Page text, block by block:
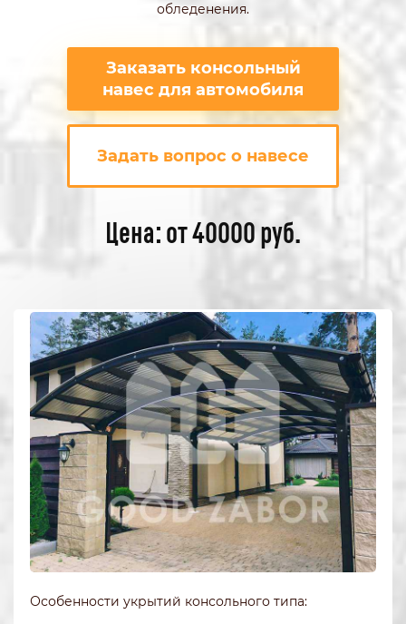
обледенения.
Заказать консольный
навес для автомобиля
Задать вопрос о навесе
Цена: от 40000 руб.
Особенности укрытий консольного типа: